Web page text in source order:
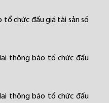
tổ chức đấu giá tài sản số
thông báo tổ chức đấu
thông báo tổ chức đấu